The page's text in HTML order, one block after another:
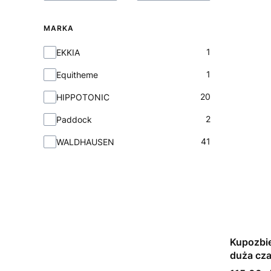
MARKA
Marka
EKKIA 1
Equitheme 1
HIPPOTONIC 20
Paddock 2
WALDHAUSEN 41
duża